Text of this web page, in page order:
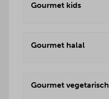
Gourmet kids
Gourmet halal
Gourmet vegetarisch